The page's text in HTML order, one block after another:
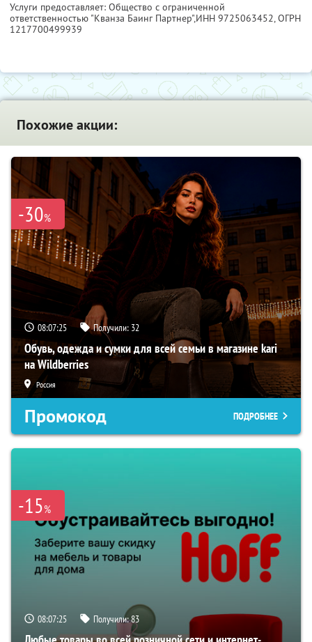
Услуги предоставляет: Общество с ограниченной
ответственностью "Кванза Баинг Партнер",ИНН 9725063452, ОГРН
1217700499939
Похожие акции:
-30%
08:07:24 Получили: 32
Обувь, одежда и сумки для всей семьи в магазине kari
на Wildberries
Россия
Промокод ПОДРОБНЕЕ
-15%
08:07:24 Получили:83